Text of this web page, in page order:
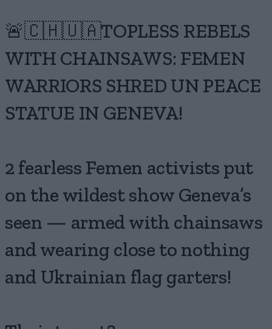
🚨🇨🇭🇺🇦TOPLESS REBELS
WITH CHAINSAWS: FEMEN
WARRIORS SHRED UN PEACE
STATUE IN GENEVA!
2 fearless Femen activists put
on the wildest show Geneva’s
seen — armed with chainsaws
and wearing close to nothing
and Ukrainian flag garters!